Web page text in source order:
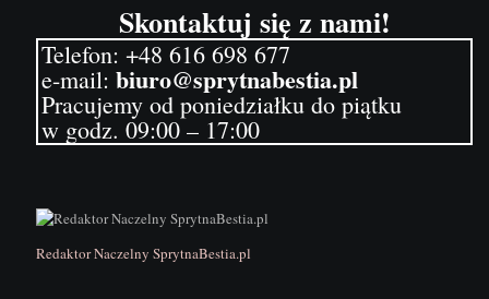
Skontaktuj się z nami!
Telefon: +48 616 698 677
e-mail: biuro@sprytnabestia.pl
Pracujemy od poniedziałku do piątku
w godz. 09:00 – 17:00
Redaktor Naczelny SprytnaBestia.pl